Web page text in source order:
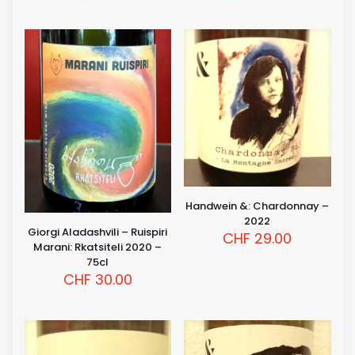
Giorgi Aladashvili – Ruispiri
Marani: Rkatsiteli 2020 –
75cl
CHF30.00
Handwein &: Chardonnay –
2022
CHF 29.00